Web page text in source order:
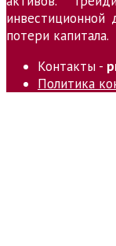
инвестиционной
потери капитала.
Контакты -
Политика